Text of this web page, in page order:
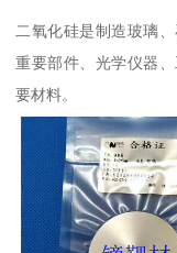
二氧化硅是制造玻璃
重要部件、光学仪器
要材料。